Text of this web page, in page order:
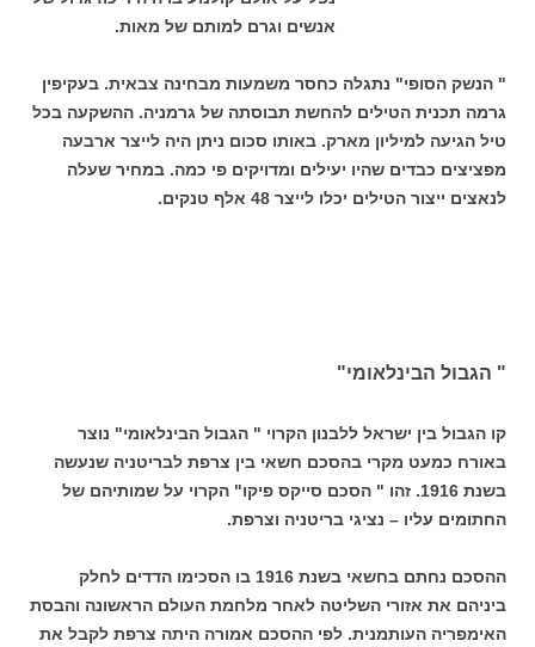
אנשים וגרם למותם של מאות.
" הנשק הסופי" נתגלה כחסר משמעות מבחינה צבאית. בעקיפין
גרמה תכנית הטילים להחשת תבוסתה של גרמניה. ההשקעה בכל
טיל הגיעה למיליון מארק. באותו סכום ניתן היה לייצר ארבעה
מפציצים כבדים שהיו יעילים ומדויקים פי כמה. במחיר שעלה
לנאצים ייצור הטילים יכלו לייצר 48 אלף טנקים.
" הגבול הבינלאומי"
קו הגבול בין ישראל ללבנון הקרוי " הגבול הבינלאומי" נוצר
באורח כמעט מקרי בהסכם חשאי בין צרפת לבריטניה שנעשה
בשנת 1916. זהו " הסכם סייקס פיקו" הקרוי על שמותיהם של
החתומים עליו – נציגי בריטניה וצרפת.
ההסכם נחתם בחשאי בשנת 1916 בו הסכימו הדדים לחלק
ביניהם את אזורי השליטה לאחר מלחמת העולם הראשונה והבסת
האימפריה העותמנית. לפי ההסכם אמורה היתה צרפת לקבל את